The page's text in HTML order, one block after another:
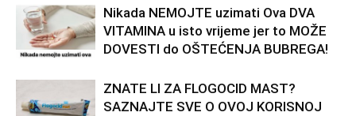
Nikada NEMOJTE uzimati Ova DVA
VITAMINA u isto vrijeme jer to MOŽE
DOVESTI do OŠTEĆENJA BUBREGA!
ZNATE LI ZA FLOGOCID MAST?
SAZNAJTE SVE O OVOJ KORISNOJ